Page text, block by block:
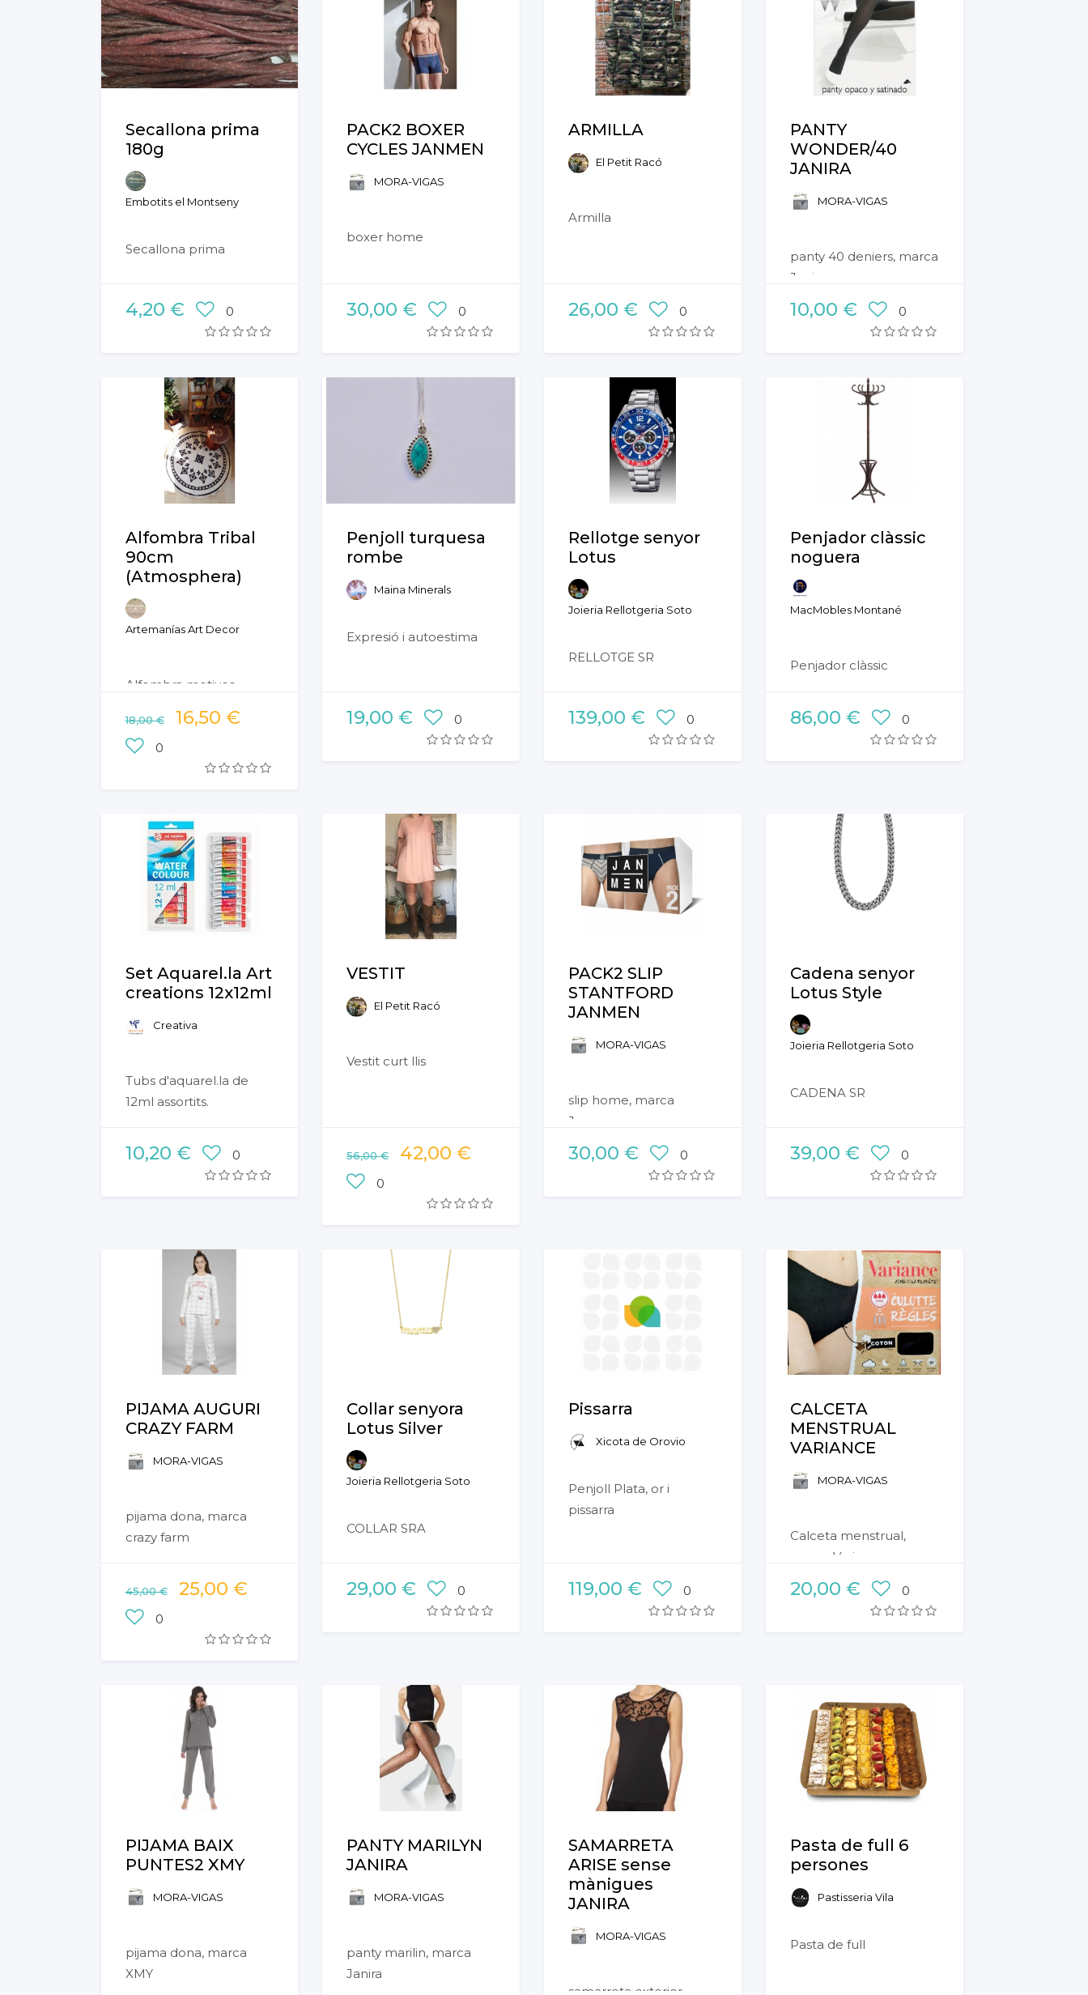
1,90 cm
completamente
abierto. Altura: 0,75 cm.
Color aguamarina.
Secallona prima
180g
Embotits el Montseny
Secallona prima
4,20 € 0
PACK2 BOXER
CYCLES JANMEN
MORA-VIGAS
boxer home
30,00 € 0
ARMILLA
El Petit Racó
Armilla
26,00 € 0
PANTY
WONDER/40
JANIRA
MORA-VIGAS
panty 40 deniers, marca
Janira
10,00 € 0
Alfombra Tribal
90cm
(Atmosphera)
Artemanías Art Decor
Alfombra motivos
negro, reverso de
viscosa con flecos,
90cm diametro.
18,00 € 16,50 €
0
Penjoll turquesa
rombe
Maina Minerals
Expresió i autoestima
19,00 € 0
Rellotge senyor
Lotus
Joieria Rellotgeria Soto
RELLOTGE SR
139,00 € 0
Penjador clàssic
noguera
MacMobles Montané
Penjador clàssic
86,00 € 0
Set Aquarel.la Art
creations 12x12ml
Creativa
Tubs d'aquarel.la de
12ml assortits.
10,20 € 0
VESTIT
El Petit Racó
Vestit curt llis
56,00 € 42,00 €
0
PACK2 SLIP
STANTFORD
JANMEN
MORA-VIGAS
slip home, marca
Janmen
30,00 € 0
Cadena senyor
Lotus Style
Joieria Rellotgeria Soto
CADENA SR
39,00 € 0
PIJAMA AUGURI
CRAZY FARM
MORA-VIGAS
pijama dona, marca
crazy farm
45,00 € 25,00 €
0
Collar senyora
Lotus Silver
Joieria Rellotgeria Soto
COLLAR SRA
29,00 € 0
Pissarra
Xicota de Orovio
Penjoll Plata, or i
pissarra
119,00 € 0
CALCETA
MENSTRUAL
VARIANCE
MORA-VIGAS
Calceta menstrual,
marca Variance
20,00 € 0
PIJAMA BAIX
PUNTES2 XMY
MORA-VIGAS
pijama dona, marca
XMY
PANTY MARILYN
JANIRA
MORA-VIGAS
panty marilin, marca
Janira
SAMARRETA
ARISE sense
mànigues
JANIRA
MORA-VIGAS
samarreta exterior,
Pasta de full 6
persones
Pastisseria Vila
Pasta de full